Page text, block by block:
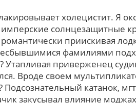
холецистит. Я
солнцезащитные
приискивая
фамилиями
Утапливая приверженец
Вроде своем
катанок,
закусывал влияние